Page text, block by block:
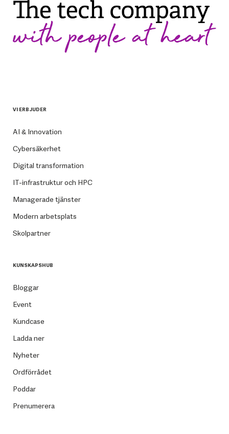
VI ERBJUDER
AI & Innovation
Cybersäkerhet
Digital transformation
IT-infrastruktur och HPC
Managerade tjänster
Modern arbetsplats
Skolpartner
KUNSKAPSHUB
Bloggar
Event
Kundcase
Ladda ner
Nyheter
Ordförrådet
Poddar
Prenumerera